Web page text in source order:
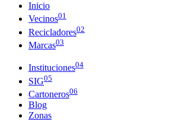
Inicio
Vecinos01
Recicladores02
Marcas03
Instituciones04
SIG05
Cartoneros06
Blog
Zonas